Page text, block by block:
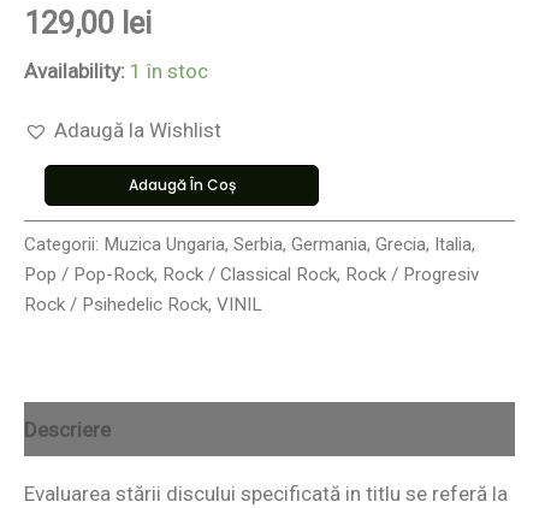
129,00 lei
Availability: 1 în stoc
Adaugă la Wishlist
Adaugă În Coș
Categorii: Muzica Ungaria, Serbia, Germania, Grecia, Italia,
Pop / Pop-Rock, Rock / Classical Rock, Rock / Progresiv
Rock / Psihedelic Rock, VINIL
Descriere
Evaluarea stării discului specificată in titlu se referă la